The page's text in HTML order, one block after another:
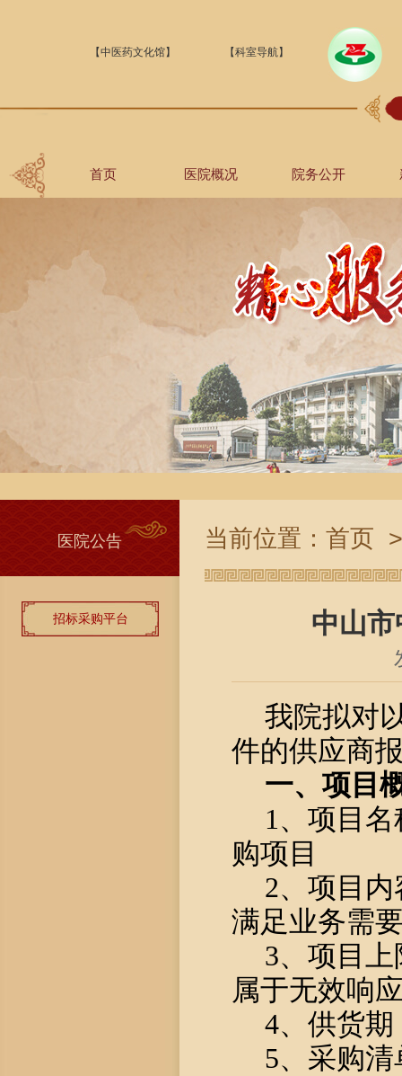
【中医药文化馆】 【科室导航】
首页 医院概况 院务公开
医院公告
招标采购平台
当前位置： 首页
中山
我院拟对
件的供应商
一、项目
1、项目名
购项目
2、项目内
满足业务需
3、项目
属于无效响
4、供货期
5、采购